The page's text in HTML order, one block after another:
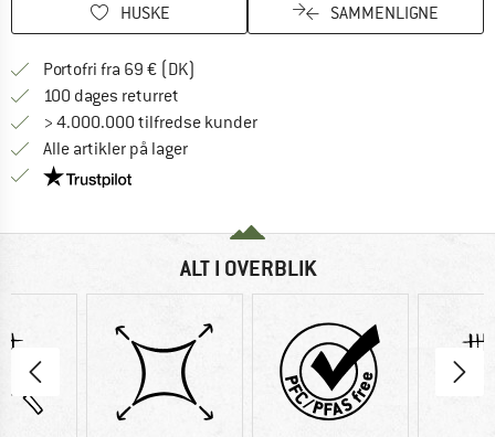
HUSKE SAMMENLIGNE
Portofri fra 69 € (DK)
100 dages returret
> 4.000.000 tilfredse kunder
Alle artikler på lager
Vi er Trustpilot-certificeret - oplysningerne får du
ALT I OVERBLIK